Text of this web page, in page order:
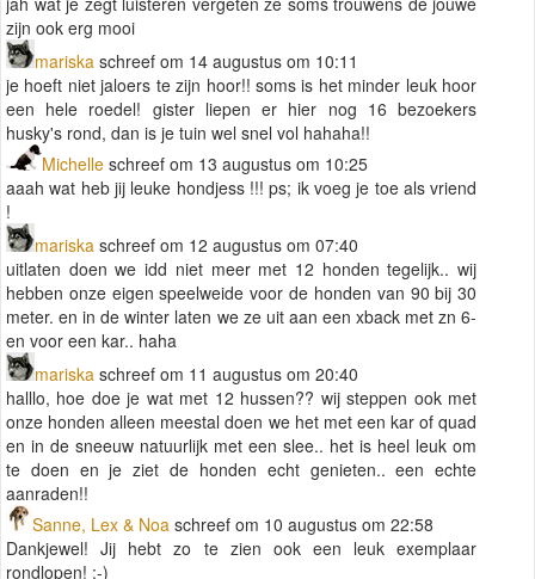
zijn ook erg mooi
mariska schreef om 14 augustus om 10:11
je hoeft niet jaloers te zijn hoor!! soms is het minder leuk hoor
een hele roedel! gister liepen er hier nog 16 bezoekers
husky's rond, dan is je tuin wel snel vol hahaha!!
Michelle schreef om 13 augustus om 10:25
aaah wat heb jij leuke hondjess !!! ps; ik voeg je toe als vriend
!
mariska schreef om 12 augustus om 07:40
uitlaten doen we idd niet meer met 12 honden tegelijk.. wij
hebben onze eigen speelweide voor de honden van 90 bij 30
meter. en in de winter laten we ze uit aan een xback met zn 6-
en voor een kar.. haha
mariska schreef om 11 augustus om 20:40
halllo, hoe doe je wat met 12 hussen?? wij steppen ook met
onze honden alleen meestal doen we het met een kar of quad
en in de sneeuw natuurlijk met een slee.. het is heel leuk om
te doen en je ziet de honden echt genieten.. een echte
aanraden!!
Sanne, Lex & Noa schreef om 10 augustus om 22:58
Dankjewel! Jij hebt zo te zien ook een leuk exemplaar
rondlopen! ;-)